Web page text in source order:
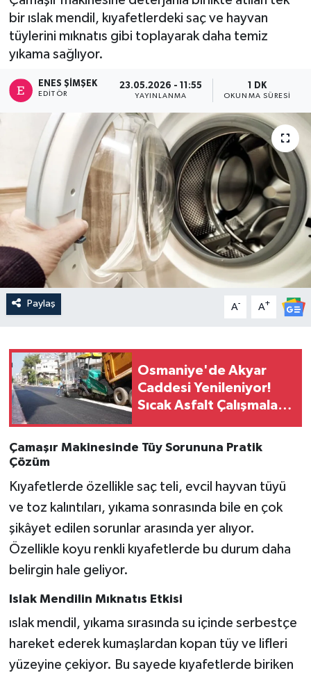
bir ıslak mendil, kıyafetlerdeki saç ve hayvan
tüylerini mıknatıs gibi toplayarak daha temiz
yıkama sağlıyor.
ENES ŞIMŞEK
EDITÖR
23.05.2026 - 11:55
YAYINLANMA
1 DK
OKUNMA SÜRESI
Paylaş A- A+
Osmaniye'de Akyar
Caddesi Yenileniyor!
Sıcak Asfalt Çalışmaları
Çamaşır Makinesinde Tüy Sorununa Pratik
Çözüm
Kıyafetlerde özellikle saç teli, evcil hayvan tüyü
ve toz kalıntıları, yıkama sonrasında bile en çok
şikâyet edilen sorunlar arasında yer alıyor.
Özellikle koyu renkli kıyafetlerde bu durum daha
belirgin hale geliyor.
Islak Mendilin Mıknatıs Etkisi
ıslak mendil, yıkama sırasında su içinde serbestçe
hareket ederek kumaşlardan kopan tüy ve lifleri
yüzeyine çekiyor. Bu sayede kıyafetlerde biriken